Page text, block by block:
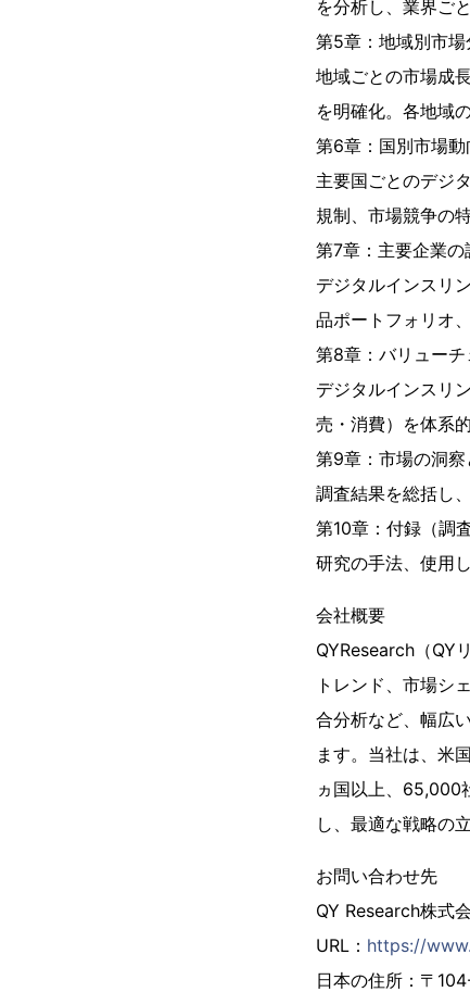
を分析し、業界ご
第5章：地域別市場
地域ごとの市場成
を明確化。各地域
第6章：国別市場動
主要国ごとのデジ
規制、市場競争の
第7章：主要企業
デジタルインスリ
品ポートフォリオ
第8章：バリュー
デジタルインスリ
売・消費）を体系
第9章：市場の洞
調査結果を総括し
第10章：付録（調
研究の手法、使用
会社概要
QYResearch（QY
トレンド、市場シ
合分析など、幅広
ます。当社は、米
ヵ国以上、65,000
し、最適な戦略の
お問い合わせ先
QY Research株式
URL： https://
日本の住所：〒